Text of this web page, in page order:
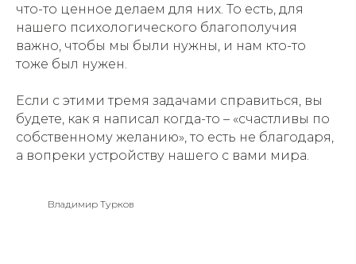
что-то ценное делаем для них. То есть, для
нашего психологического благополучия
важно, чтобы мы были нужны, и нам кто-то
тоже был нужен.
Если с этими тремя задачами справиться, вы
будете, как я написал когда-то – «счастливы по
собственному желанию», то есть не благодаря,
а вопреки устройству нашего с вами мира.
Владимир Турков
Главная
О нас
Каталог спикеров
Стать спикером